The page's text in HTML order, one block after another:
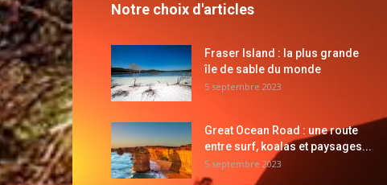
Notre choix d'articles
Fraser Island : la plus grande
île de sable du monde
5 septembre 2023
Great Ocean Road : une route
entre surf, koalas et paysages...
5 septembre 2023